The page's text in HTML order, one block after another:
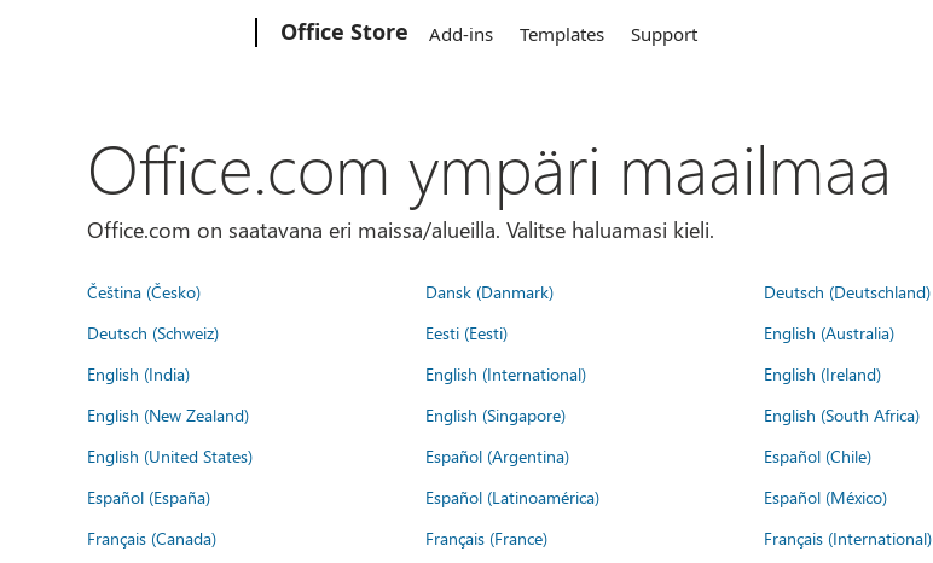
Office Store Add-ins Templates Support
Office.com ympäri maailmaa
Office.com on saatavana eri maissa/alueilla. Valitse haluamasi kieli.
Čeština (Česko) Dansk (Danmark) Deutsch (Deutschland)
Deutsch (Schweiz)
Eesti (Eesti) English (Australia)
English (India)
English (International) English (Ireland)
English (New Zealand)
English (Singapore) English (South Africa)
English (United States)
Español (Argentina) Español (Chile)
Español (España)
Español (Latinoamérica) Español (México)
Français (Canada)
Français (France) Français (International)